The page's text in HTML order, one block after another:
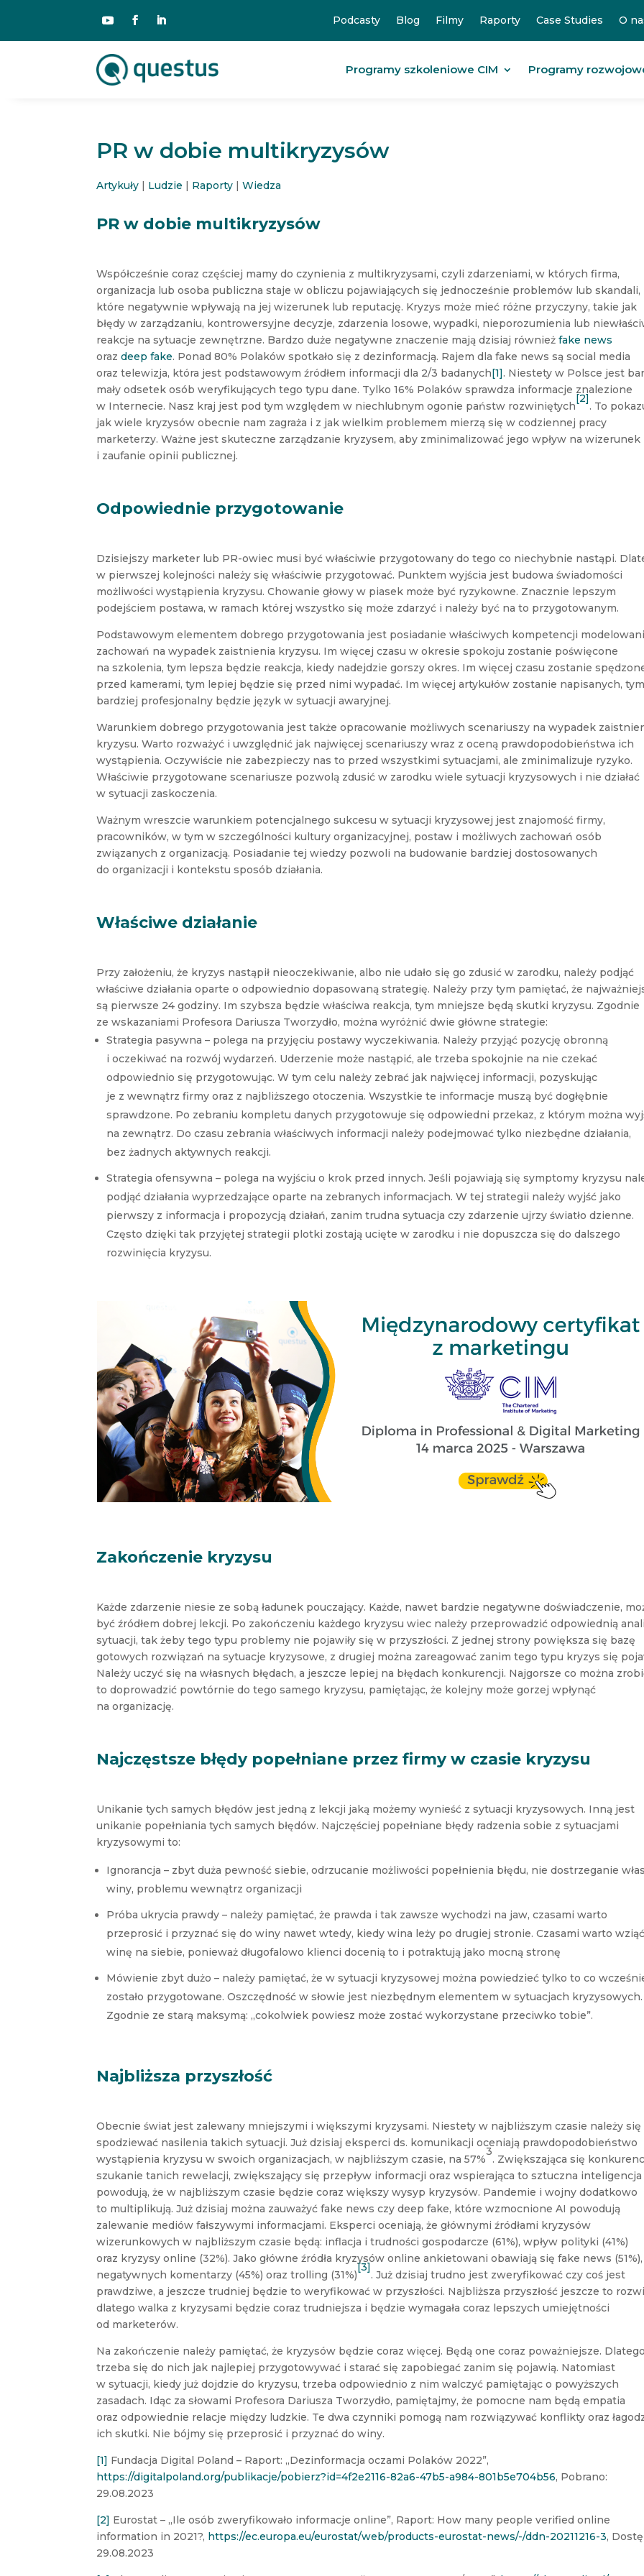
Podcasty Blog Filmy Raporty Case Studies O
Programy szkoleniowe CIM Programy
PR w dobie multikryzysów
Artykuły | Ludzie | Raporty |Wiedza
PR w dobie multikryzysów
Współcześnie coraz częściej mamy do czynienia z multikryzysami, czyli zdarzeniami, w których firma,
organizacja lub osoba publiczna staje w obliczu pojawiających się jednocześnie problemów lub skandali,
które negatywnie wpływają na jej wizerunek lub reputację. Kryzys może mieć różne przyczyny, takie jak
błędy w zarządzaniu, kontrowersyjne decyzje, zdarzenia losowe, wypadki, nieporozumienia lub
reakcje na sytuacje zewnętrzne. Bardzo duże negatywne znaczenie mają dzisiaj równieżfake news
orazdeep fake. Ponad 80% Polaków spotkało się z dezinformacją. Rajem dla fake news są social media
oraz telewizja, która jest podstawowym źródłem informacji dla 2/3 badanych [1] . Niestety w Polsce jest
mały odsetek osób weryfikujących tego typu dane. Tylko 16% Polaków sprawdza informacje znalezione
w Internecie. Nasz kraj jest pod tym względem w niechlubnym ogonie państw rozwiniętych
[2]
. To
jak wiele kryzysów obecnie nam zagraża i z jak wielkim problemem mierzą się w codziennej pracy
marketerzy. Ważne jest skuteczne zarządzanie kryzysem, aby zminimalizować jego wpływ na wizerunek
i zaufanie opinii publicznej.
Odpowiednie przygotowanie
Dzisiejszy marketer lub PR-owiec musi być właściwie przygotowany do tego co niechybnie nastąpi.
w pierwszej kolejności należy się właściwie przygotować. Punktem wyjścia jest budowa świadomości
możliwości wystąpienia kryzysu. Chowanie głowy w piasek może być ryzykowne. Znacznie lepszym
podejściem postawa, w ramach której wszystko się może zdarzyć i należy być na to przygotowanym.
Podstawowym elementem dobrego przygotowania jest posiadanie właściwych kompetencji
zachowań na wypadek zaistnienia kryzysu. Im więcej czasu w okresie spokoju zostanie poświęcone
na szkolenia, tym lepsza będzie reakcja, kiedy nadejdzie gorszy okres. Im więcej czasu zostanie
przed kamerami, tym lepiej będzie się przed nimi wypadać. Im więcej artykułów zostanie napisanych,
bardziej profesjonalny będzie język w sytuacji awaryjnej.
Warunkiem dobrego przygotowania jest także opracowanie możliwych scenariuszy na wypadek
kryzysu. Warto rozważyć i uwzględnić jak najwięcej scenariuszy wraz z oceną prawdopodobieństwa ich
wystąpienia. Oczywiście nie zabezpieczy nas to przed wszystkimi sytuacjami, ale zminimalizuje ryzyko.
Właściwie przygotowane scenariusze pozwolą zdusić w zarodku wiele sytuacji kryzysowych i nie działać
w sytuacji zaskoczenia.
Ważnym wreszcie warunkiem potencjalnego sukcesu w sytuacji kryzysowej jest znajomość firmy,
pracowników, w tym w szczególności kultury organizacyjnej, postaw i możliwych zachowań osób
związanych z organizacją. Posiadanie tej wiedzy pozwoli na budowanie bardziej dostosowanych
do organizacji i kontekstu sposób działania.
Właściwe działanie
Przy założeniu, że kryzys nastąpił nieoczekiwanie, albo nie udało się go zdusić w zarodku, należy podjąć
właściwe działania oparte o odpowiednio dopasowaną strategię. Należy przy tym pamiętać, że
są pierwsze 24 godziny. Im szybsza będzie właściwa reakcja, tym mniejsze będą skutki kryzysu. Zgodnie
ze wskazaniami Profesora Dariusza Tworzydło, można wyróżnić dwie główne strategie:
Strategia pasywna – polega na przyjęciu postawy wyczekiwania. Należy przyjąć pozycję obronną
i oczekiwać na rozwój wydarzeń. Uderzenie może nastąpić, ale trzeba spokojnie na nie czekać
odpowiednio się przygotowując. W tym celu należy zebrać jak najwięcej informacji, pozyskując
je z wewnątrz firmy oraz z najbliższego otoczenia. Wszystkie te informacje muszą być dogłębnie
sprawdzone. Po zebraniu kompletu danych przygotowuje się odpowiedni przekaz, z którym można
na zewnątrz. Do czasu zebrania właściwych informacji należy podejmować tylko niezbędne działania,
bez żadnych aktywnych reakcji.
Strategia ofensywna – polega na wyjściu o krok przed innych. Jeśli pojawiają się symptomy kryzysu
podjąć działania wyprzedzające oparte na zebranych informacjach. W tej strategii należy wyjść jako
pierwszy z informacja i propozycją działań, zanim trudna sytuacja czy zdarzenie ujrzy światło dzienne.
Często dzięki tak przyjętej strategii plotki zostają ucięte w zarodku i nie dopuszcza się do dalszego
rozwinięcia kryzysu.
Zakończenie kryzysu
Każde zdarzenie niesie ze sobą ładunek pouczający. Każde, nawet bardzie negatywne doświadczenie,
być źródłem dobrej lekcji. Po zakończeniu każdego kryzysu wiec należy przeprowadzić odpowiednią
sytuacji, tak żeby tego typu problemy nie pojawiły się w przyszłości. Z jednej strony powiększa się bazę
gotowych rozwiązań na sytuacje kryzysowe, z drugiej można zareagować zanim tego typu kryzys się
Należy uczyć się na własnych błędach, a jeszcze lepiej na błędach konkurencji. Najgorsze co można
to doprowadzić powtórnie do tego samego kryzysu, pamiętając, że kolejny może gorzej wpłynąć
na organizację.
Najczęstsze błędy popełniane przez firmy w czasie kryzysu
Unikanie tych samych błędów jest jedną z lekcji jaką możemy wynieść z sytuacji kryzysowych. Inną jest
unikanie popełniania tych samych błędów. Najczęściej popełniane błędy radzenia sobie z sytuacjami
kryzysowymi to:
Ignorancja – zbyt duża pewność siebie, odrzucanie możliwości popełnienia błędu, nie dostrzeganie
winy, problemu wewnątrz organizacji
Próba ukrycia prawdy – należy pamiętać, że prawda i tak zawsze wychodzi na jaw, czasami warto
przeprosić i przyznać się do winy nawet wtedy, kiedy wina leży po drugiej stronie. Czasami warto
winę na siebie, ponieważ długofalowo klienci docenią to i potraktują jako mocną stronę
Mówienie zbyt dużo – należy pamiętać, że w sytuacji kryzysowej można powiedzieć tylko to co
zostało przygotowane. Oszczędność w słowie jest niezbędnym elementem w sytuacjach kryzysowych.
Zgodnie ze starą maksymą: „cokolwiek powiesz może zostać wykorzystane przeciwko tobie”.
Najbliższa przyszłość
Obecnie świat jest zalewany mniejszymi i większymi kryzysami. Niestety w najbliższym czasie należy się
spodziewać nasilenia takich sytuacji. Już dzisiaj eksperci ds. komunikacji oceniają prawdopodobieństwo
wystąpienia kryzysu w swoich organizacjach, w najbliższym czasie, na 57%
3
. Zwiększająca się
szukanie tanich rewelacji, zwiększający się przepływ informacji oraz wspierająca to sztuczna inteligencja
powodują, że w najbliższym czasie będzie coraz większy wysyp kryzysów. Pandemie i wojny dodatkowo
to multiplikują. Już dzisiaj można zauważyć fake news czy deep fake, które wzmocnione AI powodują
zalewanie mediów fałszywymi informacjami. Eksperci oceniają, że głównymi źródłami kryzysów
wizerunkowych w najbliższym czasie będą: inflacja i trudności gospodarcze (61%), wpływ polityki (41%)
oraz kryzysy online (32%). Jako główne źródła kryzysów online ankietowani obawiają się fake news (51%),
negatywnych komentarzy (45%) oraz trolling (31%)
[3]
. Już dzisiaj trudno jest zweryfikować czy coś jest
prawdziwe, a jeszcze trudniej będzie to weryfikować w przyszłości. Najbliższa przyszłość jeszcze to
dlatego walka z kryzysami będzie coraz trudniejsza i będzie wymagała coraz lepszych umiejętności
od marketerów.
Na zakończenie należy pamiętać, że kryzysów będzie coraz więcej. Będą one coraz poważniejsze.
trzeba się do nich jak najlepiej przygotowywać i starać się zapobiegać zanim się pojawią. Natomiast
w sytuacji, kiedy już dojdzie do kryzysu, trzeba odpowiednio z nim walczyć pamiętając o powyższych
zasadach. Idąc za słowami Profesora Dariusza Tworzydło, pamiętajmy, że pomocne nam będą empatia
oraz odpowiednie relacje między ludzkie. Te dwa czynniki pomogą nam rozwiązywać konflikty oraz
ich skutki. Nie bójmy się przeprosić i przyznać do winy.
[1] Fundacja Digital Poland – Raport: „Dezinformacja oczami Polaków 2022”,
https://digitalpoland.org/publikacje/pobierz?id=4f2e2116-82a6-47b5-a984-801b5e704b56, Pobrano:
29.08.2023
[2] Eurostat – „Ile osób zweryfikowało informacje online”, Raport: How many people verified online
information in 2021?, https://ec.europa.eu/eurostat/web/products-eurostat-news/-/ddn-20211216-3,
29.08.2023